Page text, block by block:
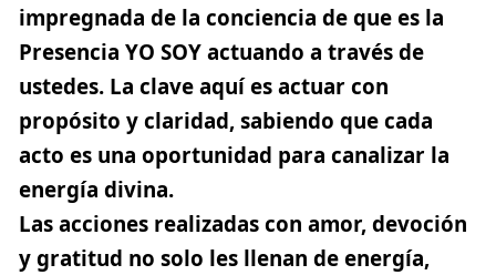
impregnada de la conciencia de que es la
Presencia YO SOY actuando a través de
ustedes. La clave aquí es actuar con
propósito y claridad, sabiendo que cada
acto es una oportunidad para canalizar la
energía divina.
Las acciones realizadas con amor, devoción
y gratitud no solo les llenan de energía,